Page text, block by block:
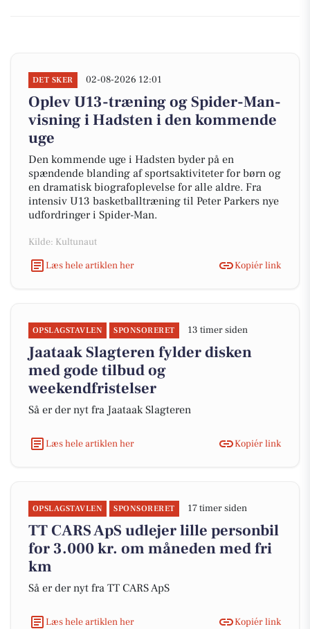
DET SKER 02-08-2026 12:01
Oplev U13-træning og Spider-Man-
visning i Hadsten i den kommende
uge
Den kommende uge i Hadsten byder på en
spændende blanding af sportsaktiviteter for børn og
en dramatisk biografoplevelse for alle aldre. Fra
intensiv U13 basketballtræning til Peter Parkers nye
udfordringer i Spider-Man.
Kilde: Kultunaut
Læs hele artiklen her
Kopiér link
OPSLAGSTAVLEN SPONSORERET 13 timer siden
Jaataak Slagteren fylder disken
med gode tilbud og
weekendfristelser
Så er der nyt fra Jaataak Slagteren
Læs hele artiklen her Kopiér link
OPSLAGSTAVLEN SPONSORERET 17 timer siden
TT CARS ApS udlejer lille personbil
for 3.000 kr. om måneden med fri
km
Så er der nyt fra TT CARS ApS
Læs hele artiklen her Kopiér link